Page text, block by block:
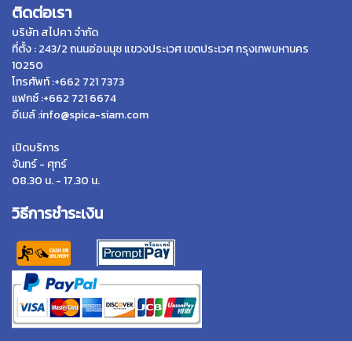
ติดต่อเรา
บริษัท สไปคา จำกัด
ที่ตั้ง : 243/2 ถนนอ่อนนุช แขวงประเวศ เขตประเวศ กรุงเทพมหานคร
10250
โทรศัพท์ :+662 721 7373
แฟกซ์ :+662 721 6674
อีเมล์ :info@spica-siam.com
เปิดบริการ
จันทร์ - ศุกร์
08.30 น. - 17.30 น.
วิธีการชำระเงิน